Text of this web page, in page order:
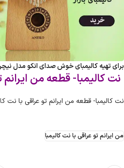
برای تهیه کالیمبای خوش صدای انکو مدل
نت کالیمبا- قطعه من ایرانم
نت کالیمبا- قطعه من ایرانم تو عراقی با نت
من ایرانم تو عراقی با نت کالیمبا